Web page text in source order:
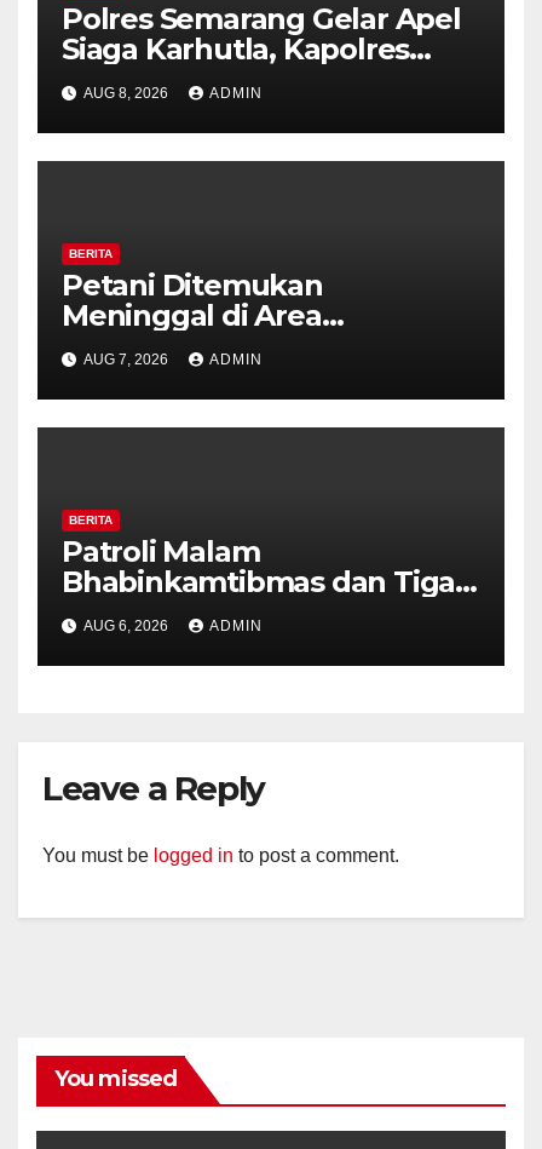
Polres Semarang Gelar Apel
Siaga Karhutla, Kapolres
Tekankan Sinergi dan
Kesiapsiagaan Hadapi Musim
Kemarau.
AUG 8, 2026 ADMIN
BERITA
Petani Ditemukan
Meninggal di Area
Persawahan Kalibeji, Polisi
Pastikan Tidak Ada Tanda
Kekerasan
AUG 7, 2026 ADMIN
BERITA
Patroli Malam
Bhabinkamtibmas dan Tiga
Pilar Kelurahan Ungaran
Perkuat Kamtibmas, Warga
Diajak Aktifkan Ronda
AUG 6, 2026 ADMIN
Leave a Reply
You must be logged in to post a comment.
You missed